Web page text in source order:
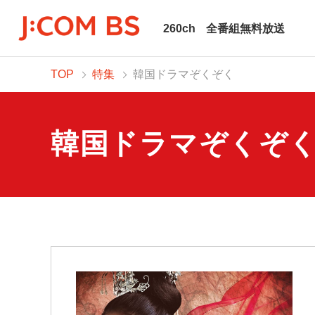
260ch 全番組無料放送
TOP 特集 韓国ドラマぞくぞく
韓国ドラマぞくぞ